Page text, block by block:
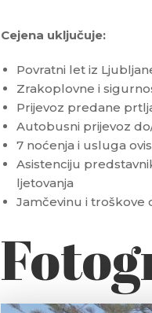
Cejena uključuje:
Povratni let iz
Zrakoplovne i
Prijevoz predane
Autobusni prijevoz
7 noćenja i usluga
Asistenciju
ljetovanja
Jamčevinu i troškove